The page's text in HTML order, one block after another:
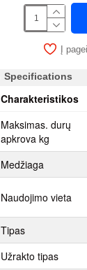
Į
Specifications
Charakteristikos
Maksimas. durų
apkrova kg
Medžiaga
Naudojimo vieta
Tipas
Užrakto tipas